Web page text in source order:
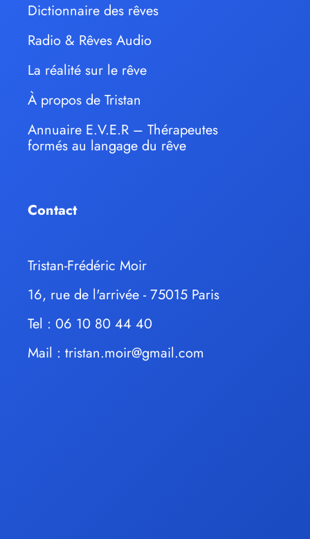
Dictionnaire des rêves
Radio & Rêves Audio
La réalité sur le rêve
À propos de Tristan
Annuaire E.V.E.R – Thérapeutes
formés au langage du rêve
Contact
Tristan-Frédéric Moir
16, rue de l'arrivée - 75015 Paris
Tel : 06 10 80 44 40
Mail : tristan.moir@gmail.com